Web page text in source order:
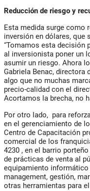
Reducción de riesgo y
Esta medida surge como
inversión en dólares, que
“Tomamos esta decisión
al inversionista poner un
asumir un riesgo. Ahora
Gabriela Benac, directora
algo que no muchas
precio-calidad con el
Acortamos la brecha, no
Por otro lado, para
en el gerenciamiento de
Centro de Capacitación
comercial de los
4230 , en el barrio
de prácticas de venta al
equipamiento informático
management, gestión,
otras herramientas para